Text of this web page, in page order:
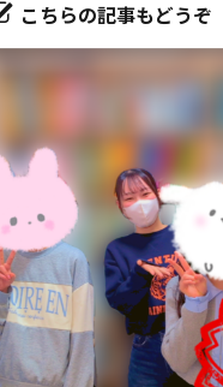
こちらの記事もどうぞ